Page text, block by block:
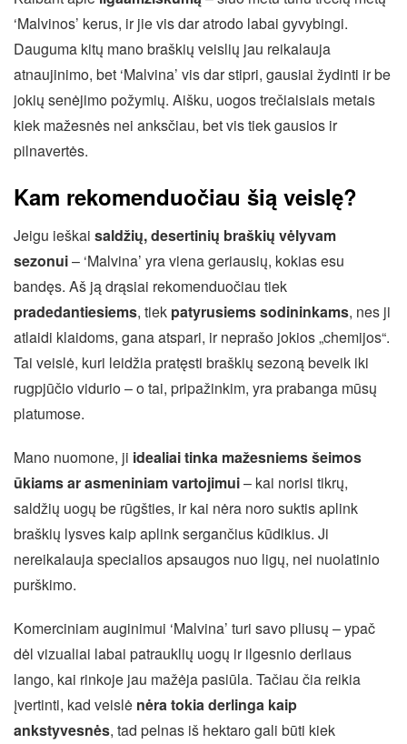
‘Malvinos’ kerus, ir jie vis dar atrodo labai gyvybingi.
Dauguma kitų mano braškių veislių jau reikalauja
atnaujinimo, bet ‘Malvina’ vis dar stipri, gausiai žydinti ir be
jokių senėjimo požymių. Aišku, uogos trečiaisiais metais
kiek mažesnės nei anksčiau, bet vis tiek gausios ir
pilnavertės.
Kam rekomenduočiau šią veislę?
Jeigu ieškai saldžių, desertinių braškių vėlyvam
sezonui– ‘Malvina’ yra viena geriausių, kokias esu
bandęs. Aš ją drąsiai rekomenduočiau tiek
pradedantiesiems, tiek patyrusiems sodininkams, nes ji
atlaidi klaidoms, gana atspari, ir neprašo jokios „chemijos“.
Tai veislė, kuri leidžia pratęsti braškių sezoną beveik iki
rugpjūčio vidurio – o tai, pripažinkim, yra prabanga mūsų
platumose.
Mano nuomone, ji idealiai tinka mažesniems šeimos
ūkiams ar asmeniniam vartojimui– kai norisi tikrų,
saldžių uogų be rūgšties, ir kai nėra noro suktis aplink
braškių lysves kaip aplink sergančius kūdikius. Ji
nereikalauja specialios apsaugos nuo ligų, nei nuolatinio
purškimo.
Komerciniam auginimui ‘Malvina’ turi savo pliusų – ypač
dėl vizualiai labai patrauklių uogų ir ilgesnio derliaus
lango, kai rinkoje jau mažėja pasiūla. Tačiau čia reikia
įvertinti, kad veislė nėra tokia derlinga kaip
ankstyvesnės, tad pelnas iš hektaro gali būti kiek